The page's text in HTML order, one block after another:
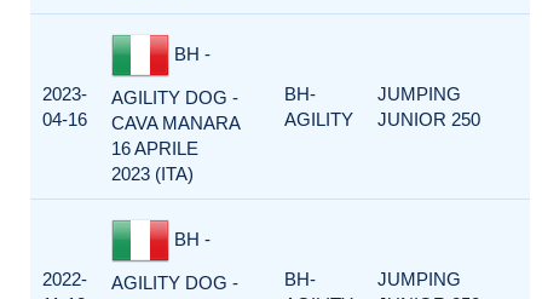
2023-
04-16
BH -
AGILITY DOG -
CAVA MANARA
16 APRILE
2023 (ITA)
BH-
AGILITY
JUMPING
JUNIOR 250
2022-
BH -
AGILITY DOG -
BH-
JUMPING